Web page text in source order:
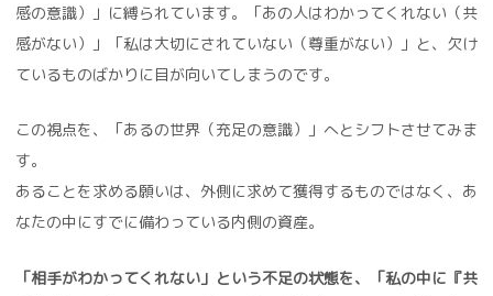
感の意識）」に縛られています。「あの人はわかってくれない（共
感がない）」「私は大切にされていない（尊重がない）」と、欠け
ているものばかりに目が向いてしまうのです。
この視点を、「あるの世界（充足の意識）」へとシフトさせてみま
す。
あることを求める願いは、外側に求めて獲得するものではなく、あ
なたの中にすでに備わっている内側の資産。
「相手がわかってくれない」という不足の状態を、「私の中に『共